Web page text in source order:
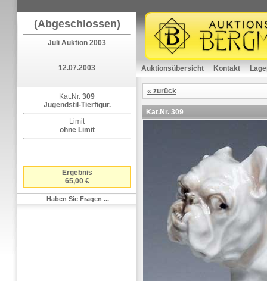
(Abgeschlossen)
Juli Auktion 2003
12.07.2003
Kat.Nr. 309
Jugendstil-Tierfigur.
Limit
ohne Limit
Ergebnis
65,00 €
Haben Sie Fragen ...
Auktionsübersicht Kontakt
« zurück
Kat.Nr. 309